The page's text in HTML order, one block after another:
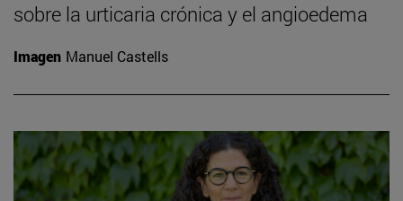
sobre la urticaria crónica y el angioedema
Imagen Manuel Castells